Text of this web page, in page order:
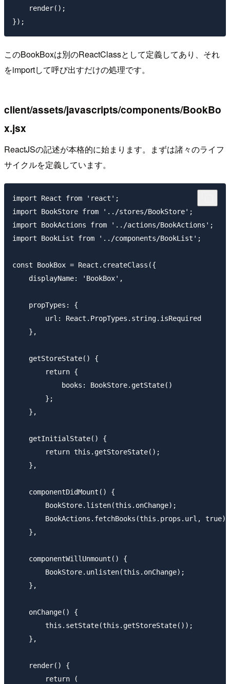
    render();
このBookBoxは別のReactClassとして定義してあり、それ
をimportして呼び出すだけの処理です。
client/assets/javascripts/components/BookBo
x.jsx
ReactJSの記述が本格的に始まります。まずは諸々のライフ
サイクルを定義しています。
import React from 'react';
import BookStore from '../stores/BookStore';
import BookActions from '../actions/BookActions';
import BookList from '../components/BookList';
const BookBox = React.createClass({
    displayName: 'BookBox',
    propTypes: {
        url: React.PropTypes.string.isRequired
    },
    getStoreState() {
        return {
            books: BookStore.getState()
        };
    },
    getInitialState() {
        return this.getStoreState();
    },
    componentDidMount() {
        BookStore.listen(this.onChange);
        BookActions.fetchBooks(this.props.url, true);
    },
    componentWillUnmount() {
        BookStore.unlisten(this.onChange);
    },
    onChange() {
        this.setState(this.getStoreState());
    },
    render() {
        return (